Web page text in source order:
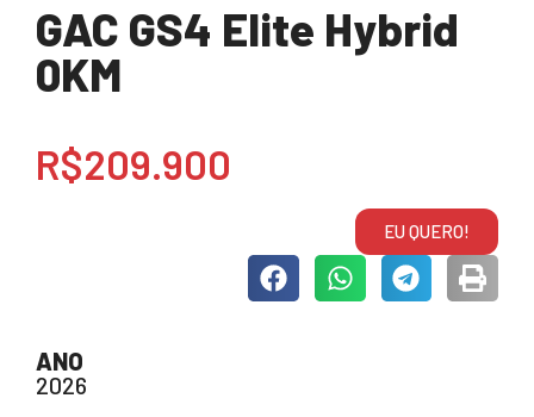
GAC GS4 Elite Hybrid
0KM
R$209.900
EU QUERO!
ANO
2026